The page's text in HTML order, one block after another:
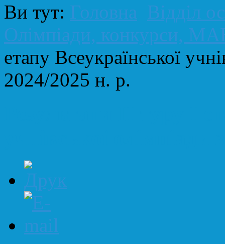
Ви тут: Головна Відділ
Олімпіади, конкурси,
етапу Всеукраїнської
2024/2025 н. р.